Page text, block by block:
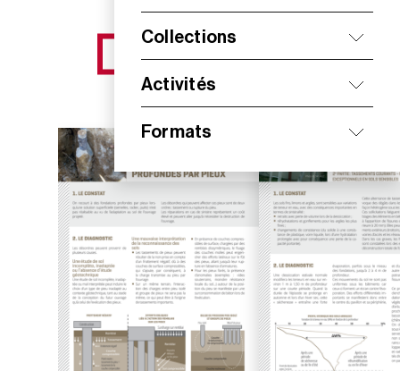
Collections
Activités
Formats
NOS NOUVEAUTÉS